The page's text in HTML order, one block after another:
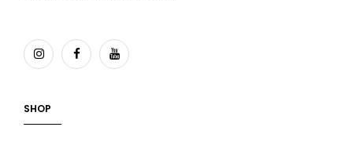
SHOP